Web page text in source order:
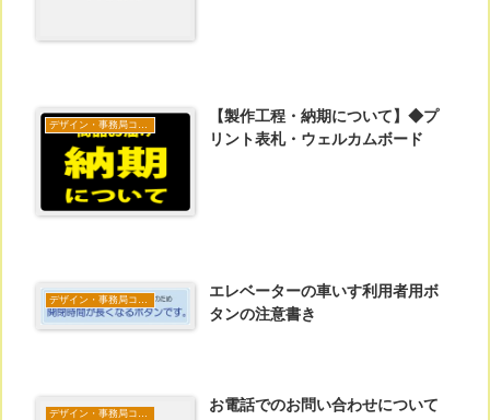
【製作工程・納期について】◆プ
リント表札・ウェルカムボード
エレベーターの車いす利用者用ボ
タンの注意書き
お電話でのお問い合わせについて